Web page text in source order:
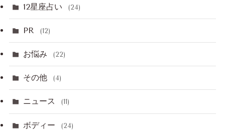
12星座占い (24)
PR (12)
お悩み (22)
その他 (4)
ニュース (11)
ボディー (24)